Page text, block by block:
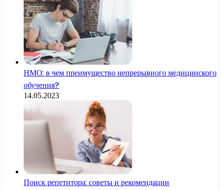
НМО: в чем преимущество непрерывного медицинского
обучения?
14.05.2023
Поиск репетитора: советы и рекомендации